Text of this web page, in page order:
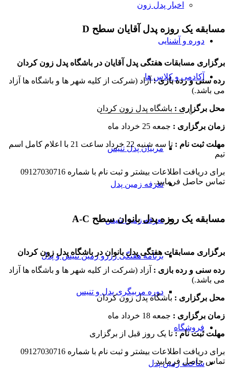
اخبار پدل زون
دوره و آشنایی
آکادمی و کلاس ها
——————————-
مربیان پدل تنیس
تعرفه زمین پدل
تعرفه زمین تنیس
برنامه هفتگی رزرو زمین تنیس و پدل
دوره مربیگری پدل و تنیس
فروشگاه
ساخت زمین پدل
مسابقه یک روزه پدل آقایان سطح D
برگزاری مسابقات هفتگی پدل آقایان در باشگاه پدل زون کردان
رده سنی و رده بازی :آزاد (شرکت از کلیه شهر ها و باشگاه ها آزاد
می باشد.)
محل برگزاری : باشگاه پدل زون کردان
زمان برگزاری : جمعه 25 خرداد ماه
مهلت ثبت نام :
تا سه شنبه 22 خرداد ساعت 21 با اعلام کامل اسم
تیم
برای دریافت اطلاعات بیشتر و ثبت نام با شماره 09127030716
تماس حاصل فرمایید.
مسابقه یک روزه پدل بانوان سطح A-C
برگزاری مسابقات هفتگی پدل بانوان در باشگاه پدل زون کردان
رده سنی و رده بازی : آزاد (شرکت از کلیه شهر ها و باشگاه ها آزاد
می باشد.)
محل برگزاری : باشگاه پدل زون کردان
زمان برگزاری : جمعه 18 خرداد ماه
مهلت ثبت نام :تا یک روز قبل از برگزاری
برای دریافت اطلاعات بیشتر و ثبت نام با شماره 09127030716
تماس حاصل فرمایید.